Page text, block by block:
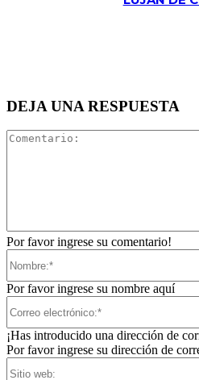
DEJA UNA RESPUESTA
Por favor ingrese su comentario!
Por favor ingrese su nombre aquí
¡Has introducido una dirección de
Por favor ingrese su dirección de